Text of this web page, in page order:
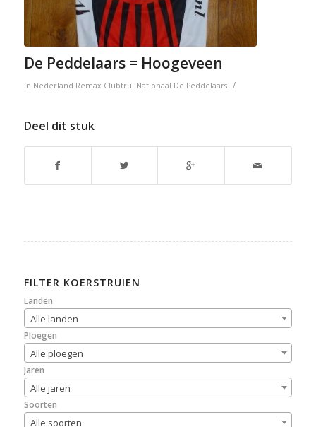
De Peddelaars = Hoogeveen
in Nederland Remax Clubtrui Nationaal De Peddelaars /
Deel dit stuk
FILTER KOERSTRUIEN
Landen
Alle landen
Ploegen
Alle ploegen
Jaren
Alle jaren
Soorten
Alle soorten